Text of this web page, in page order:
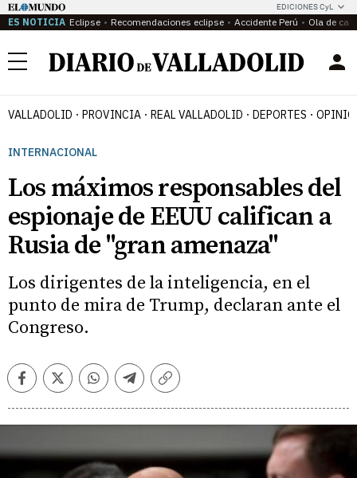
EDICIONES CyL
ES NOTICIA Eclipse Recomendaciones eclipse Accidente Perú Ola de
Menú
VALLADOLID PROVINCIA REAL VALLADOLID DEPORTES
INTERNACIONAL
Los máximos responsables del
espionaje de EEUU califican a
Rusia de "gran amenaza"
Los dirigentes de la inteligencia, en el
punto de mira de Trump, declaran ante el
Congreso.
FacebookTwitterWhatsappTelegramCopiar